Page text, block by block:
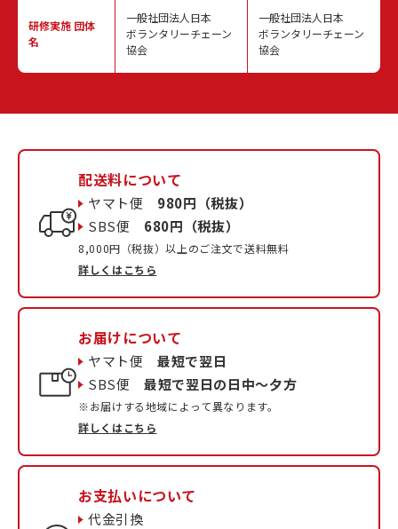
研修実施 団体
名
一般社団法人日本
ボランタリーチェーン
協会
一般社団法人日本
ボランタリーチェーン
協会
配送料について
ヤマト便 980円（税抜）
SBS便 680円（税抜）
8,000円（税抜）以上のご注文で送料無料
詳しくはこちら
お届けについて
ヤマト便最短で翌日
SBS便最短で翌日の日中〜夕方
※お届けする地域によって異なります。
詳しくはこちら
お支払いについて
代金引換